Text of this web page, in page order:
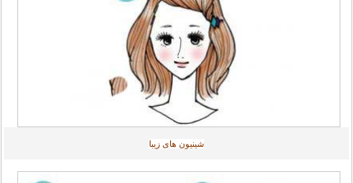
شینیون های زیبا